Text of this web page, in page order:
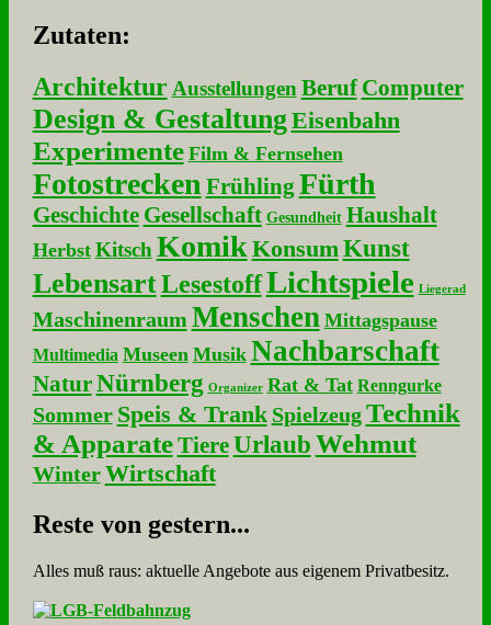
Zu­ta­ten:
Architektur Ausstellungen Beruf Computer
Design & GestaltungEisenbahn
Experimente Film & Fernsehen
Fotostrecken Frühling Fürth
Geschichte Gesellschaft Gesundheit Haushalt
Herbst Kitsch Komik KonsumKunst
LebensartLesestoffLichtspiele Liegerad
Maschinenraum Menschen Mittagspause
Multimedia Museen Musik Nachbarschaft
NaturNürnberg Organizer Rat & Tat Renngurke
Sommer Speis & Trank Spielzeug Technik
& Apparate Tiere UrlaubWehmut
Winter Wirtschaft
Re­ste von ge­stern...
Alles muß raus: aktuelle An­ge­bo­te aus eigenem Privatbesitz.